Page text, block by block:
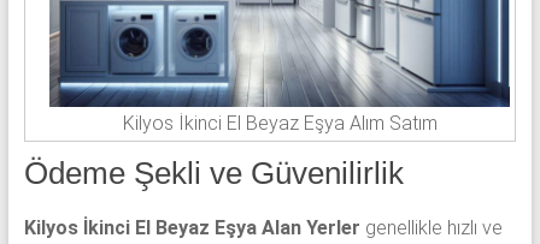
Kilyos İkinci El Beyaz Eşya Alım Satım
Ödeme Şekli ve Güvenilirlik
Kilyos İkinci El Beyaz Eşya Alan Yerler genellikle hızlı ve